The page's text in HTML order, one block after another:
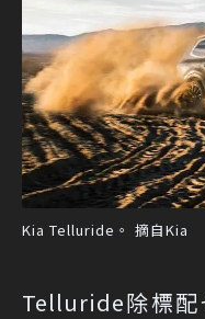
Kia Telluride。 摘自Kia
Telluride除標配